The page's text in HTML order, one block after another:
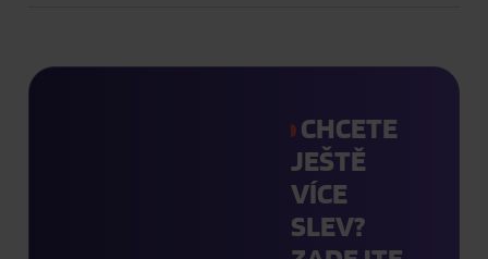
CHCETE
JEŠTĚ
VÍCE
SLEV?